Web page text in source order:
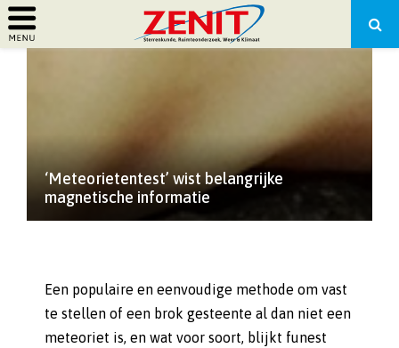
PRIMARY
‘Meteorietentest’ wist belangrijke
magnetische informatie
Een populaire en eenvoudige methode om vast
te stellen of een brok gesteente al dan niet een
meteoriet is, en wat voor soort, blijkt funest